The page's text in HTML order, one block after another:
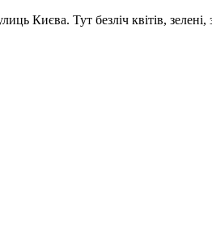
Києва. Тут безліч квітів,